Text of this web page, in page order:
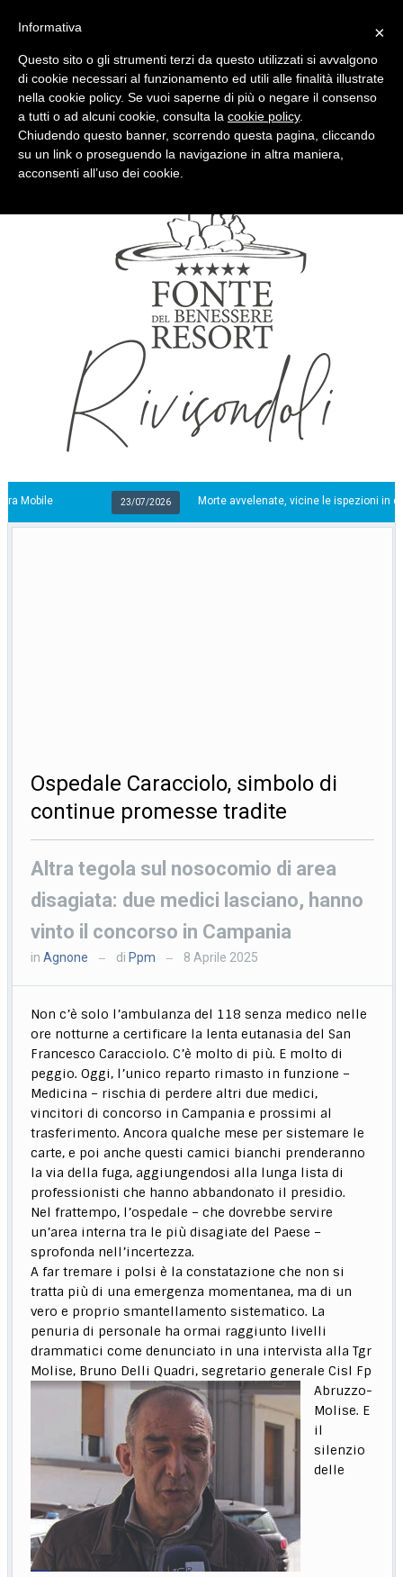
Quotidiano d'informazione distribuito in Molise con
23/07/2026 Morte avvelenate, vicine le ispezioni in casa Di Vita
Ospedale Caracciolo, simbolo di
continue promesse tradite
Altra tegola sul nosocomio di area
disagiata: due medici lasciano, hanno
vinto il concorso in Campania
inAgnone — di Ppm — 8 Aprile 2025
Non c’è solo l’ambulanza del 118 senza medico nelle
ore notturne a certificare la lenta eutanasia del San
Francesco Caracciolo. C’è molto di più. E molto di
peggio. Oggi, l’unico reparto rimasto in funzione –
Medicina – rischia di perdere altri due medici,
vincitori di concorso in Campania e prossimi al
trasferimento. Ancora qualche mese per sistemare le
carte, e poi anche questi camici bianchi prenderanno
la via della fuga, aggiungendosi alla lunga lista di
professionisti che hanno abbandonato il presidio.
Nel frattempo, l’ospedale – che dovrebbe servire
un’area interna tra le più disagiate del Paese –
sprofonda nell’incertezza.
A far tremare i polsi è la constatazione che non si
tratta più di una emergenza momentanea, ma di un
vero e proprio smantellamento sistematico. La
penuria di personale ha ormai raggiunto livelli
drammatici come denunciato in una intervista alla Tgr
Molise, Bruno DelliQuadri, segretario generale Cisl Fp
Abruzzo-
Molise. E
il
silenzio
delle
×
Informativa
Questo sito o gli strumenti terzi da questo utilizzati si avvalgono
di cookie necessari al funzionamento ed utili alle finalità illustrate
nella cookie policy. Se vuoi saperne di più o negare il consenso
a tutti o ad alcuni cookie, consulta la cookie policy.
Chiudendo questo banner, scorrendo questa pagina, cliccando
su un link o proseguendo la navigazione in altra maniera,
acconsenti all’uso dei cookie.